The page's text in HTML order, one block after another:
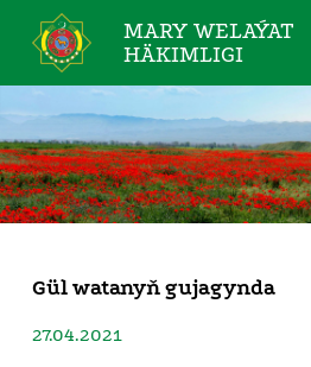
MARY WELAÝAT
HÄKIMLIGI
Gül watanyň gujagynda
27.04.2021